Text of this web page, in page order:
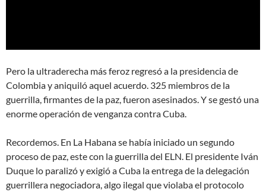
Pero la ultraderecha más feroz regresó a la presidencia de
Colombia y aniquiló aquel acuerdo. 325 miembros de la
guerrilla, firmantes de la paz, fueron asesinados. Y se gestó una
enorme operación de venganza contra Cuba.
Recordemos. En La Habana se había iniciado un segundo
proceso de paz, este con la guerrilla del ELN. El presidente Iván
Duque lo paralizó y exigió a Cuba la entrega de la delegación
guerrillera negociadora, algo ilegal que violaba el protocolo